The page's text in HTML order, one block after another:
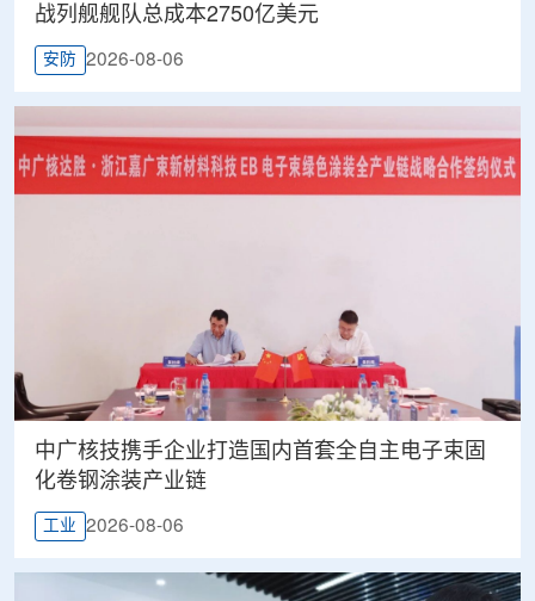
战列舰舰队总成本2750亿美元
安防 2026-08-06
中广核技携手企业打造国内首套全自主电子束固
化卷钢涂装产业链
工业 2026-08-06